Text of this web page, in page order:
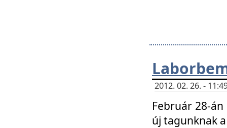
2012. 02. 26. -
Február 28-
új tagunknak